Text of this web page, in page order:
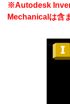
※Autodesk
Mechanicalは含